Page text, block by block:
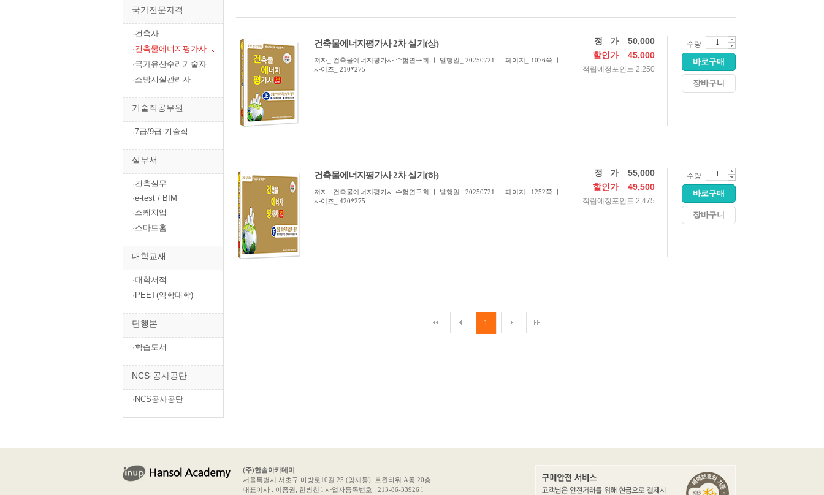
국가전문자격
·건축사
·건축물에너지평가사
·국가유산수리기술자
·소방시설관리사
기술직공무원
·7급/9급 기술직
실무서
·건축실무
·e-test / BIM
·스케치업
·스마트홈
대학교재
·대학서적
·PEET(약학대학)
단행본
·학습도서
NCS·공사공단
·NCS공사공단
건축물에너지평가사 2차 실기(상)
저자_ 건축물에너지평가사 수험연구회 ㅣ 발행일_ 20250721 ㅣ 페이지_ 1076쪽 ㅣ
사이즈_ 210*275
정 가
50,000
할인가
45,000
적립예정포인트 2,250
수량
바로구매
장바구니
건축물에너지평가사 2차 실기(하)
저자_ 건축물에너지평가사 수험연구회 ㅣ 발행일_ 20250721 ㅣ 페이지_ 1252쪽 ㅣ
사이즈_ 420*275
정 가
55,000
할인가
49,500
적립예정포인트 2,475
수량
바로구매
장바구니
1
(주)한솔아카데미
서울특별시 서초구 마방로10길 25 (양재동), 트윈타워 A동 20층
대표이사 : 이종권, 한병천 l 사업자등록번호 : 213-86-33926 l